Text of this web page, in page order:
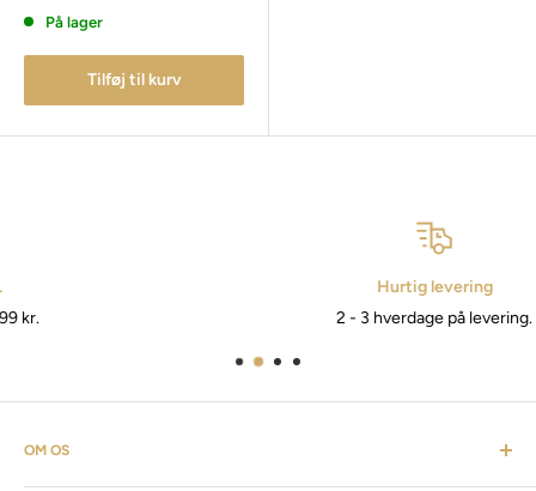
På lager
Tilføj til kurv
2 - 3 hverdage på levering.
OM OS